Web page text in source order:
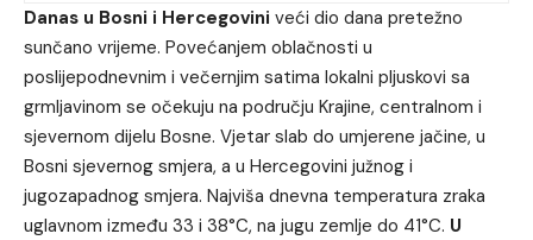
Danas u Bosni i Hercegovini veći dio dana pretežno
sunčano vrijeme. Povećanjem oblačnosti u
poslijepodnevnim i večernjim satima lokalni pljuskovi sa
grmljavinom se očekuju na području Krajine, centralnom i
sjevernom dijelu Bosne. Vjetar slab do umjerene jačine, u
Bosni sjevernog smjera, a u Hercegovini južnog i
jugozapadnog smjera. Najviša dnevna temperatura zraka
uglavnom između 33 i 38°C, na jugu zemlje do 41°C. U